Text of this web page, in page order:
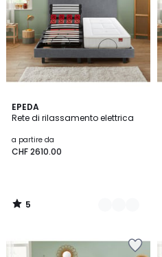
EPEDA
Rete di rilassamento elettrica
a partire da
CHF 2610.00
5
/
3
Colori
5
/